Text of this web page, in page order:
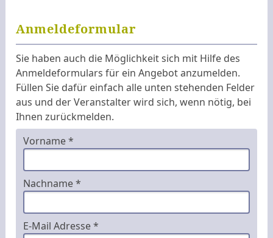
Anmeldeformular
Sie haben auch die Möglichkeit sich mit Hilfe des
Anmeldeformulars für ein Angebot anzumelden.
Füllen Sie dafür einfach alle unten stehenden Felder
aus und der Veranstalter wird sich, wenn nötig, bei
Ihnen zurückmelden.
Vorname *
Nachname *
E-Mail Adresse *